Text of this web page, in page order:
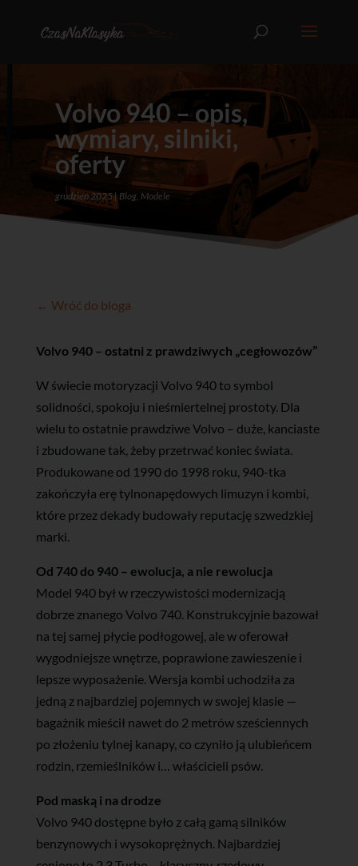
Volvo 940 – opis,
wymiary, silniki,
oferty
grudzień 2025 Blog, Modele
← Wróć do bloga
Volvo 940 – ostatni z prawdziwych „cegłowozów”
W świecie motoryzacji Volvo 940 to symbol
solidności, spokoju i nieśmiertelnej prostoty. Dla
wielu to ostatnie prawdziwe Volvo – duże, kanciaste
i zbudowane tak, żeby przetrwać koniec świata.
Produkowane od 1990 do 1998 roku, 940-tka
zakończyła erę tylnonapędowych limuzyn i kombi,
które przez dekady budowały reputację szwedzkiej
marki.
Od 740 do 940 – ewolucja, a nie rewolucja
Model 940 był w rzeczywistości modernizacją
dobrze znanego Volvo 740. Konstrukcyjnie bazował
na tej samej płycie podłogowej, ale w oferował
wygodniejsze wnętrze, poprawione zawieszenie i
lepsze wyposażenie. Wersja kombi uchodziła za
jedną z najbardziej pojemnych w swojej klasie —
bagażnik mieścił nawet do 2 metrów sześciennych
po złożeniu tylnej kanapy, co czyniło ją ulubieńcem
rodzin, rzemieślników i… właścicieli psów.
Pod maską i na drodze
Volvo 940 dostępne było z całą gamą silników
benzynowych i wysokoprężnych. Najbardziej